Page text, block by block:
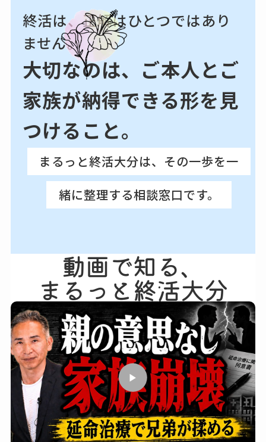
終活は、正解はひとつではあり
ません。
大切なのは、ご本人とご
家族が納得できる形を見
つけること。
まるっと終活大分は、その一歩を一
緒に整理する相談窓口です。
動画で​知る、
まるっと終活大分
▶